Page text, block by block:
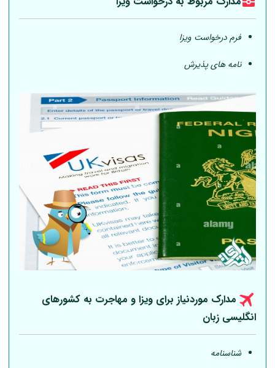
فرم درخواست ویزا
نامه های پذیرش
مدارک موردنیاز برای ویزا و مهاجرت به کشورهای
انگلیسی زبان
شناسنامه